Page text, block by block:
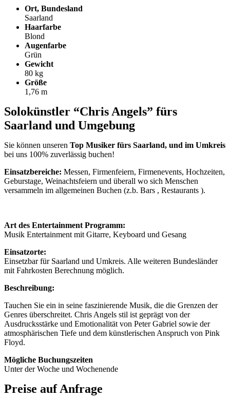
Ort, Bundesland
Saarland
Haarfarbe
Blond
Augenfarbe
Grün
Gewicht
80 kg
Größe
1,76 m
Solokünstler “Chris Angels” fürs
Saarland und Umgebung
Sie können unseren Top Musiker fürs Saarland, und im Umkreis
bei uns 100% zuverlässig buchen!
Einsatzbereiche: Messen, Firmenfeiern, Firmenevents, Hochzeiten,
Geburstage, Weinachtsfeiern und überall wo sich Menschen
versammeln im allgemeinen Buchen (z.b. Bars , Restaurants ).
Art des Entertainment Programm:
Musik Entertainment mit Gitarre, Keyboard und Gesang
Einsatzorte:
Einsetzbar für Saarland und Umkreis. Alle weiteren Bundesländer
mit Fahrkosten Berechnung möglich.
Beschreibung:
Tauchen Sie ein in seine faszinierende Musik, die die Grenzen der
Genres überschreitet. Chris Angels stil ist geprägt von der
Ausdrucksstärke und Emotionalität von Peter Gabriel sowie der
atmosphärischen Tiefe und dem künstlerischen Anspruch von Pink
Floyd.
Mögliche Buchungszeiten
Unter der Woche und Wochenende
Preise auf Anfrage